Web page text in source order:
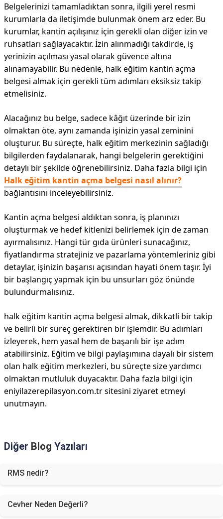
Belgelerinizi tamamladıktan sonra, ilgili yerel resmi
kurumlarla da iletişimde bulunmak önem arz eder. Bu
kurumlar, kantin açılışınız için gerekli olan diğer izin ve
ruhsatları sağlayacaktır. İzin alınmadığı takdirde, iş
yerinizin açılması yasal olarak güvence altına
alınamayabilir. Bu nedenle, halk eğitim kantin açma
belgesi almak için gerekli tüm adımları eksiksiz takip
etmelisiniz.
Alacağınız bu belge, sadece kâğıt üzerinde bir izin
olmaktan öte, aynı zamanda işinizin yasal zeminini
oluşturur. Bu süreçte, halk eğitim merkezinin sağladığı
bilgilerden faydalanarak, hangi belgelerin gerektiğini
detaylı bir şekilde öğrenebilirsiniz. Daha fazla bilgi için
Halk eğitim kantin açma belgesi nasıl alınır?
bağlantısını inceleyebilirsiniz.
Kantin açma belgesi aldıktan sonra, iş planınızı
oluşturmak ve hedef kitlenizi belirlemek için de zaman
ayırmalısınız. Hangi tür gıda ürünleri sunacağınız,
fiyatlandırma stratejiniz ve pazarlama yöntemleriniz gibi
detaylar, işinizin başarısı açısından hayati önem taşır. İyi
bir başlangıç yapmak için bu unsurları göz önünde
bulundurmalısınız.
halk eğitim kantin açma belgesi almak, dikkatli bir takip
ve belirli bir süreç gerektiren bir işlemdir. Bu adımları
izleyerek, hem yasal hem de başarılı bir işe adım
atabilirsiniz. Eğitim ve bilgi paylaşımına dayalı bir sistem
olan halk eğitim merkezleri, bu süreçte size yardımcı
olmaktan mutluluk duyacaktır. Daha fazla bilgi için
eniyilazerepilasyon.com.tr sitesini ziyaret etmeyi
unutmayın.
Diğer Blog Yazıları
RMS nedir?
Cevher Neden Değerli?